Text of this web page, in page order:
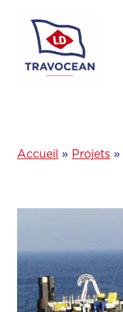
contenu
Accueil » Projets »